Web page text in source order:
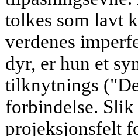
tolkes som lavt
verdenes
dyr, er hun et
tilknytnings
forbindelse.
projeksjonsfelt